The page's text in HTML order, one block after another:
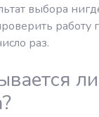
выбора
раз.